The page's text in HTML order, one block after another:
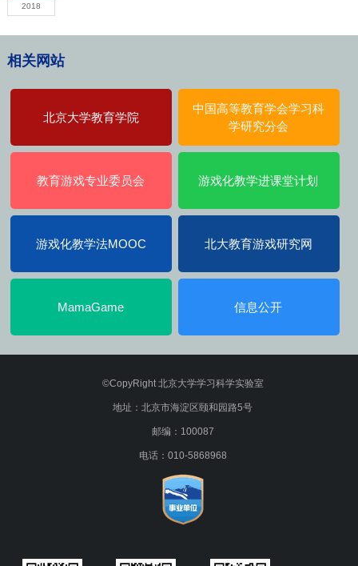
2018
相关网站
北京大学教育学院
中国高等教育学会学习科
学研究分会
教育游戏专业委员会 游戏化教学进课堂计划
游戏化教学法MOOC 北大教育游戏研究网
MamaGame 信息公开
©CopyRight 北京大学学习科学实验室
地址：北京市海淀区颐和园路5号
邮编：100087
电话：010-5868968